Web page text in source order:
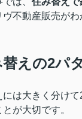
ヴ不動産販売がわ
えの2パ
には大きく分け
が大切です。